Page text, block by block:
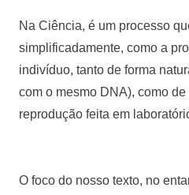
Na Ciência, é um processo
simplificadamente, como a
indivíduo, tanto de forma
com o mesmo DNA), como
reprodução feita em
O foco do nosso texto, no